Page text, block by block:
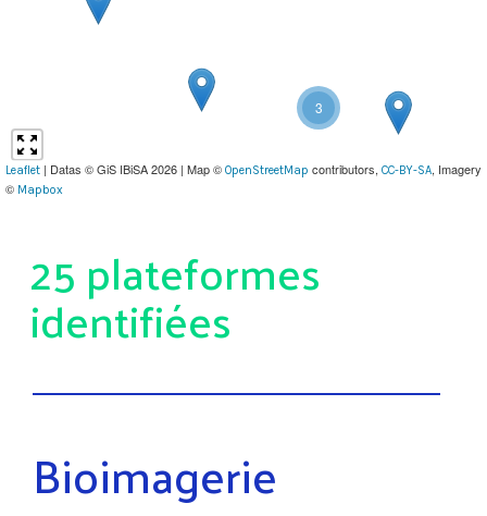
3
Leaflet | Datas © GiS IBiSA 2026 | Map © OpenStreetMap contributors, CC-BY-SA, Imagery
© Mapbox
25 plateformes
identifiées
Bioimagerie